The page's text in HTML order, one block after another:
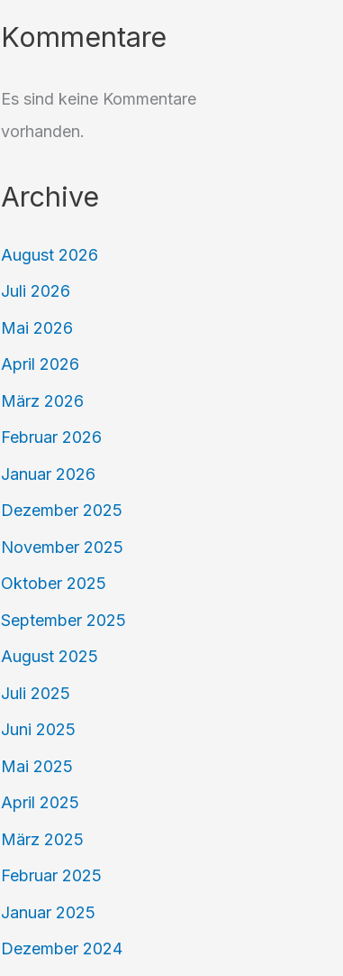
Kommentare
Es sind keine Kommentare
vorhanden.
Archive
August 2026
Juli 2026
Mai 2026
April 2026
März 2026
Februar 2026
Januar 2026
Dezember 2025
November 2025
Oktober 2025
September 2025
August 2025
Juli 2025
Juni 2025
Mai 2025
April 2025
März 2025
Februar 2025
Januar 2025
Dezember 2024